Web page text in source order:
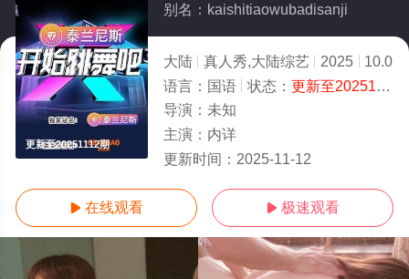
更新至20251112期
别名：kaishitiaowubadisanji
大陆 真人秀,大陆综艺 2025
10.0
语言： 国语 状态： 更新至20251112期
导演： 未知
主演： 内详
更新时间： 2025-11-12
 在线观看  极速观看